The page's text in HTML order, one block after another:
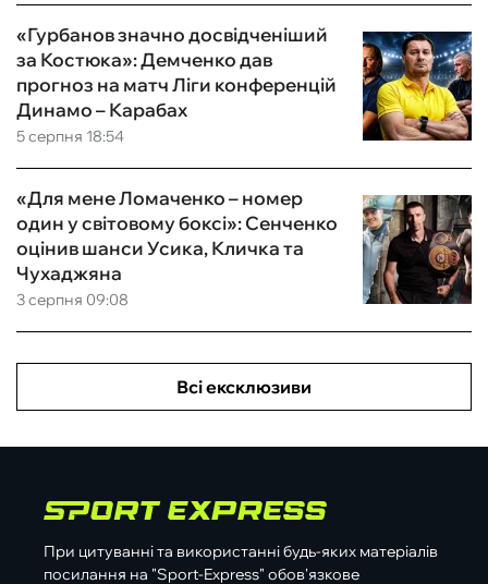
5 серпня 18:54
«Гурбанов значно досвідченіший
за Костюка»: Демченко дав
прогноз на матч Ліги конференцій
Динамо – Карабах
3 серпня 09:08
«Для мене Ломаченко – номер
один у світовому боксі»: Сенченко
оцінив шанси Усика, Кличка та
Чухаджяна
Всі ексклюзиви
При цитуванні та використанні будь-яких матеріалів
посилання на "Sport-Express" обов'язкове